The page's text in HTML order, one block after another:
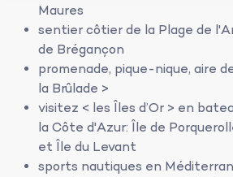
Maures
sentier côtier de la Plage de
de Brégançon
promenade, pique-nique, aire
la Brûlade >
visitez < les Îles d’Or > en
la Côte d'Azur: Île de
et Île du Levant
sports nautiques en